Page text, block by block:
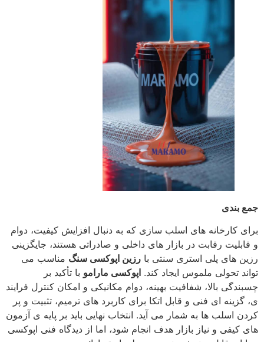
جمع بندی
برای کارخانه‌ های اسلب‌ سازی که به دنبال افزایش کیفیت، دوام
و قابلیت رقابت در بازار های داخلی و صادراتی هستند، جایگزینی
رزین‌ های پلی‌ استری سنتی با رزین اپوکسی سنگ مناسب می‌
تواند تحولی ملموس ایجاد کند. اپوکسی مارامو با تأکید بر
چسبندگی بالا، شفافیت بهینه، دوام مکانیکی و امکان کنترل فرایند
ی، گزینه‌ ای فنی و قابل اتکا برای کاربرد های ترمیم، تثبیت و پر
کردن اسلب‌ ها به شمار می‌ آید. انتخاب نهایی باید بر پایه‌ ی آزمون‌
های کیفی و نیاز بازار هدف انجام شود، اما از دیدگاه فنی اپوکسی